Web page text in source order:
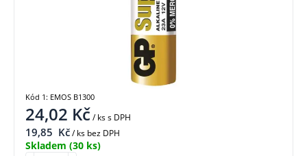
24,02 Kč/ kss DPH
19,85 Kč/ ks bez DPH
Skladem (30 ks)
Kód 1: EMOS B1300